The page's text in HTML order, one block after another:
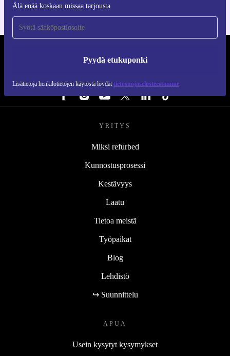
Älä enää koskaan missaa tarjousta
Pyydä etukuponki
Lisätietoja henkilötietojen käytöstä löydät tietosuojaselosteestamme
YRITYS
Miksi refurbed
Kunnostusprosessi
Kestävyys
Laatu
Tietoa meistä
Työpaikat
Blog
Lehdistö
↪ Suunnittelu
APUA
Usein kysytyt kysymykset